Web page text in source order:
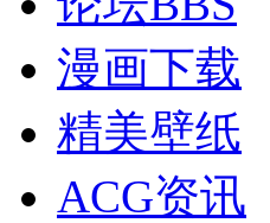
漫画下载
精美壁纸
ACG资讯